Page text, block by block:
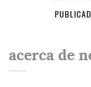
acerca de